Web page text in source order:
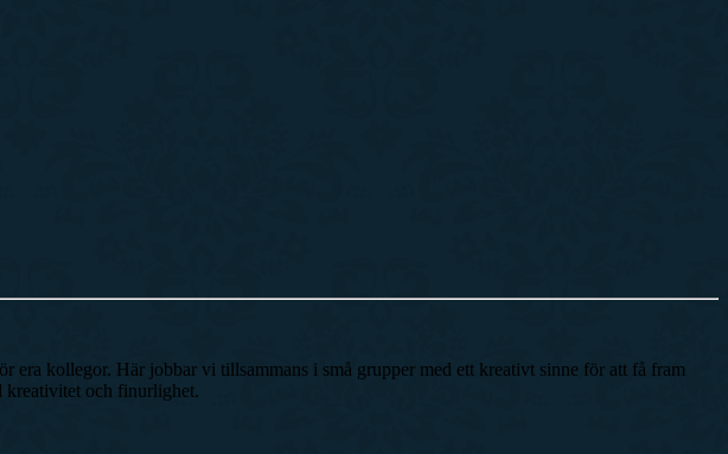
kollegor. Här jobbar vi tillsammans i små grupper med ett kreativt sinne för att få fram
kreativitet och finurlighet.